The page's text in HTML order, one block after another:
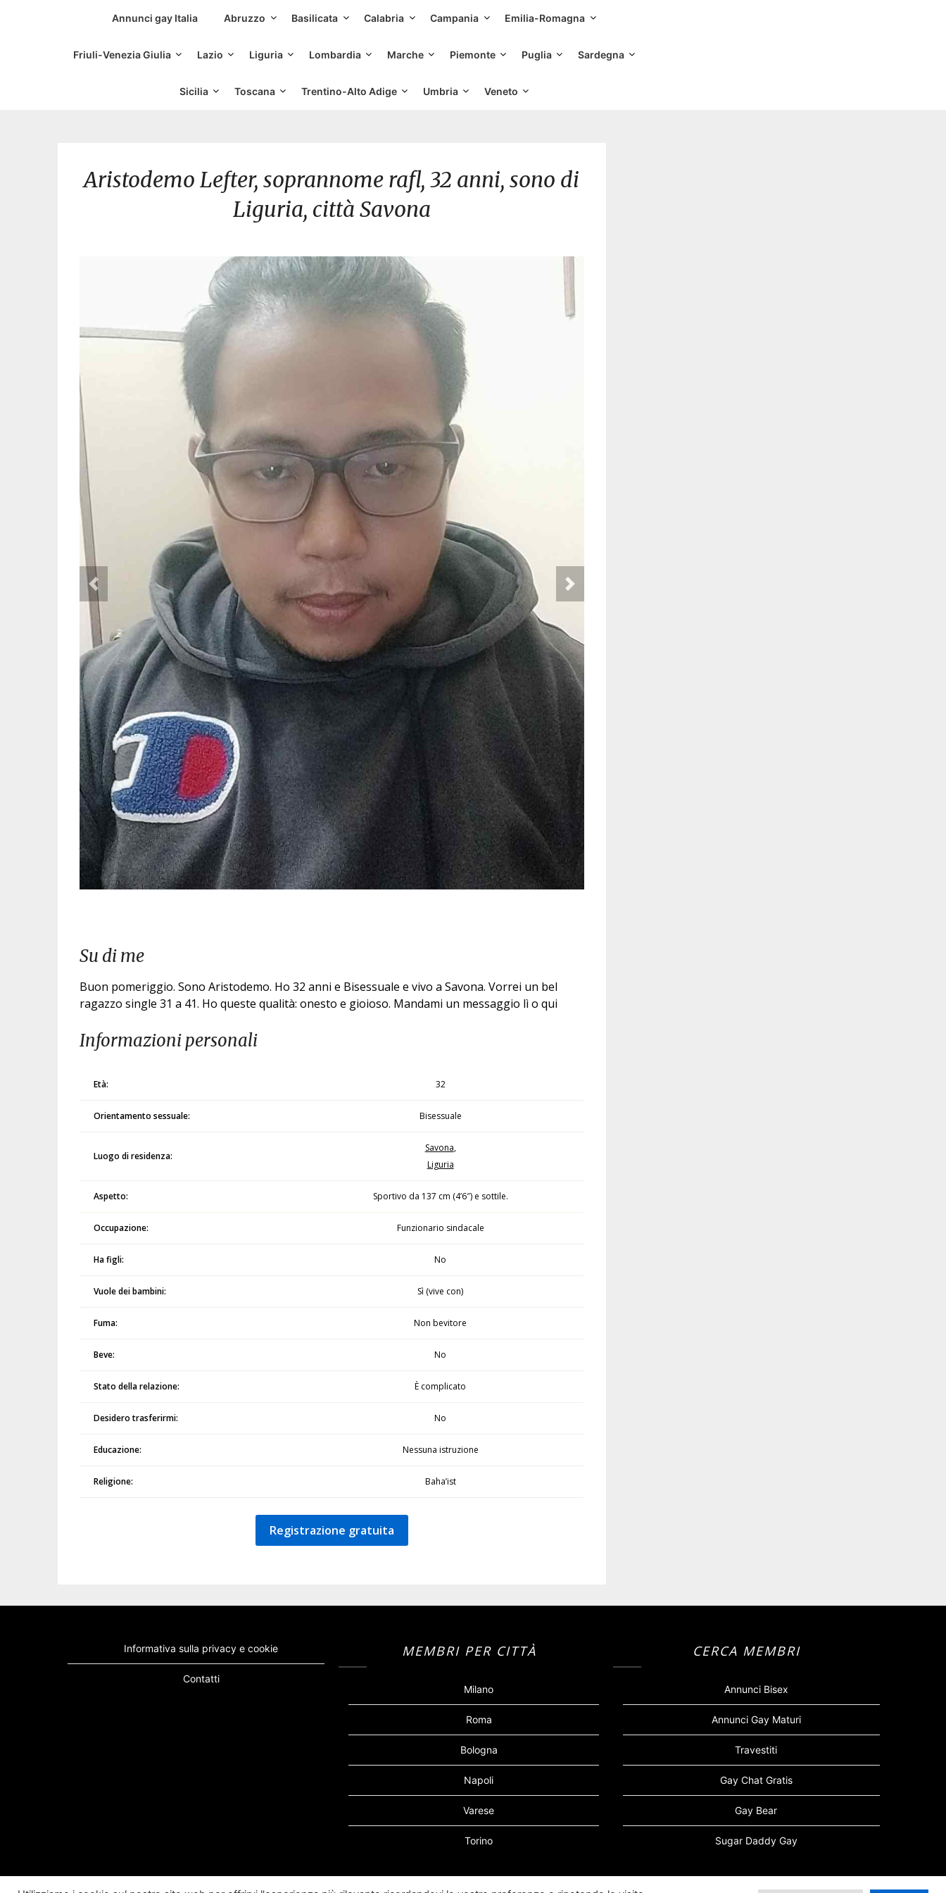
Siti Incontri Gay
Annunci gay Italia Abruzzo Basilicata Calabria Campania Emilia-Romagna
Friuli-Venezia Giulia Lazio Liguria Lombardia Marche Piemonte Puglia Sardegna
Sicilia Toscana Trentino-Alto Adige Umbria Veneto
Aristodemo Lefter, soprannome rafl, 32 anni, sono di
Liguria, città Savona
Su di me
Buon pomeriggio. Sono Aristodemo. Ho 32 anni e Bisessuale e vivo a Savona. Vorrei un bel
ragazzo single 31 a 41. Ho queste qualità: onesto e gioioso. Mandami un messaggio lì o qui
Informazioni personali
Età: 32
Orientamento sessuale: Bisessuale
Luogo di residenza:
Savona,
Liguria
Aspetto: Sportivo da 137 cm (4’6″) e sottile.
Occupazione: Funzionario sindacale
Ha figli: No
Vuole dei bambini: Sì (vive con)
Fuma: Non bevitore
Beve: No
Stato della relazione: È complicato
Desidero trasferirmi: No
Educazione: Nessuna istruzione
Religione: Baha’ist
Registrazione gratuita
Informativa sulla privacy e cookie
Contatti
MEMBRI PER CITTÀ
Milano
Roma
Bologna
Napoli
Varese
Torino
CERCA MEMBRI
Annunci Bisex
Annunci Gay Maturi
Travestiti
Gay Chat Gratis
Gay Bear
Sugar Daddy Gay